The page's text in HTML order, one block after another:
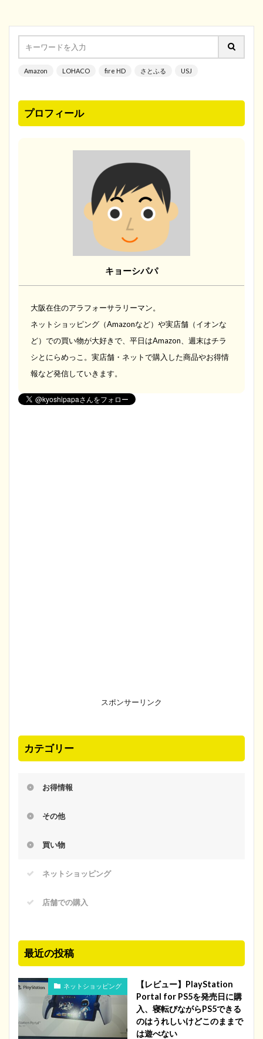
Amazon LOHACO fire HD さとふる USJ
プロフィール
キョーシパパ
大阪在住のアラフォーサラリーマン。
ネットショッピング（Amazonなど）や実店舗（イオンな
ど）での買い物が大好きで、平日はAmazon、週末はチラ
シとにらめっこ。実店舗・ネットで購入した商品やお得情
報など発信していきます。
スポンサーリンク
カテゴリー
お得情報
その他
買い物
ネットショッピング
店舗での購入
最近の投稿
ネットショッピング
【レビュー】PlayStation
Portal for PS5を発売日に購
入、寝転びながらPS5できる
のはうれしいけどこのままで
は遊べない